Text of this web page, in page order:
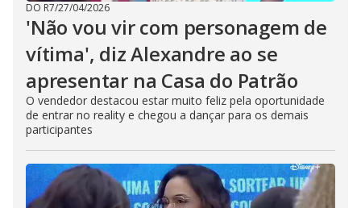
DO R7/27/04/2026
'Não vou vir com personagem de
vítima', diz Alexandre ao se
apresentar na Casa do Patrão
O vendedor destacou estar muito feliz pela oportunidade
de entrar no reality e chegou a dançar para os demais
participantes